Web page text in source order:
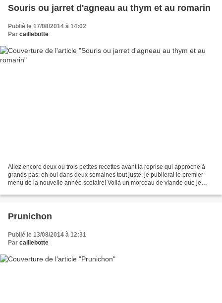
Souris ou jarret d'agneau au thym et au romarin
Publié le 17/08/2014 à 14:02
Par caillebotte
Allez encore deux ou trois petites recettes avant la reprise qui approche à
grands pas; eh oui dans deux semaines tout juste, je publierai le premier
menu de la nouvelle année scolaire! Voilà un morceau de viande que je
Prunichon
Publié le 13/08/2014 à 12:31
Par caillebotte